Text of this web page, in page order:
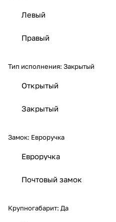
Левый
Правый
Тип исполнения: Закрытый
Открытый
Закрытый
Замок: Евроручка
Евроручка
Почтовый замок
Крупногабарит: Да